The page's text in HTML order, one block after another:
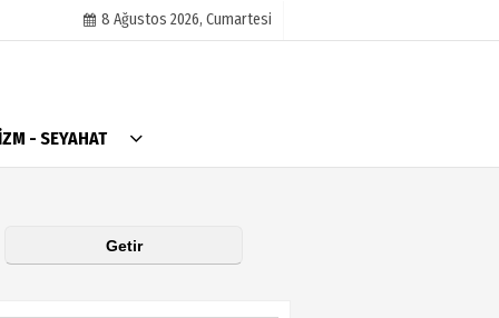
8 Ağustos 2026, Cumartesi
- SEYAHAT
AlanyaTime TV
Moovit
Künye